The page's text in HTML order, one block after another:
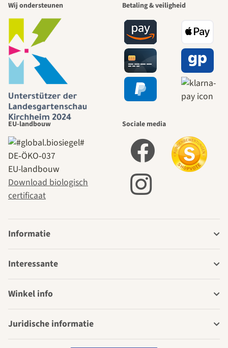
Wij ondersteunen Betaling & veiligheid
EU-landbouw
DE‑ÖKO‑037
EU-landbouw
Download biologisch
certificaat
Sociale media
Informatie
Interessante
Winkel info
Juridische informatie